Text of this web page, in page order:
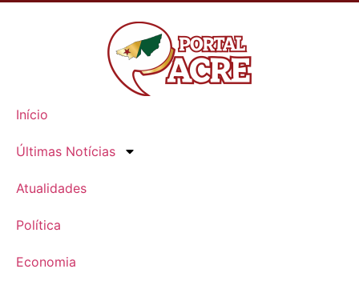
Início
Últimas Notícias
Atualidades
Política
Economia